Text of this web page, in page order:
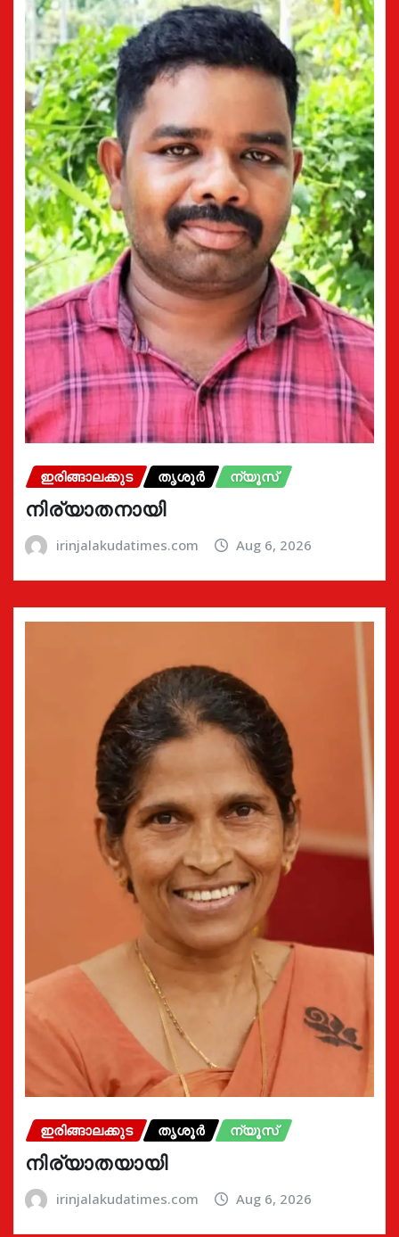
ഇരിങ്ങാലക്കുട തൃശൂർ ന്യൂസ്
നിര്യാതനായി
irinjalakudatimes.com Aug 6, 2026
ഇരിങ്ങാലക്കുട തൃശൂർ ന്യൂസ്
നിര്യാതയായി
irinjalakudatimes.com Aug 6, 2026